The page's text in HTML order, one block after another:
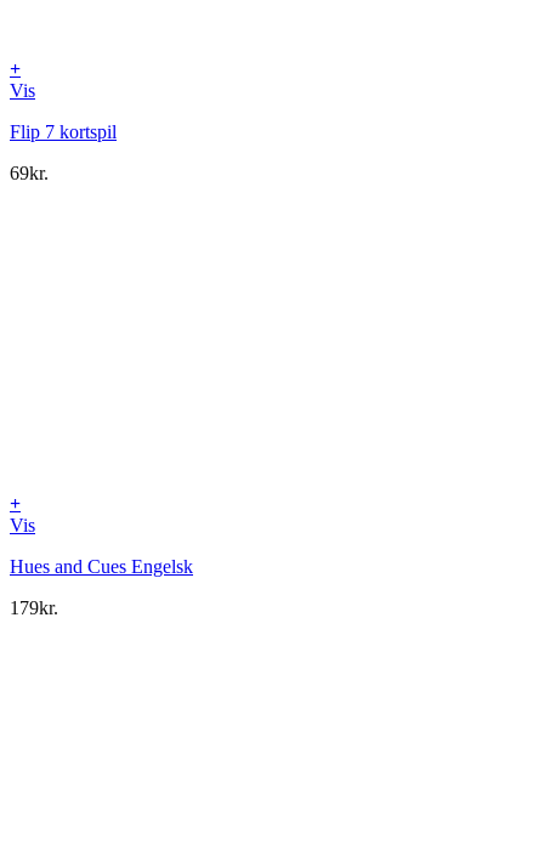
+
Vis
Flip 7 kortspil
69kr.
+
Vis
Hues and Cues Engelsk
179kr.